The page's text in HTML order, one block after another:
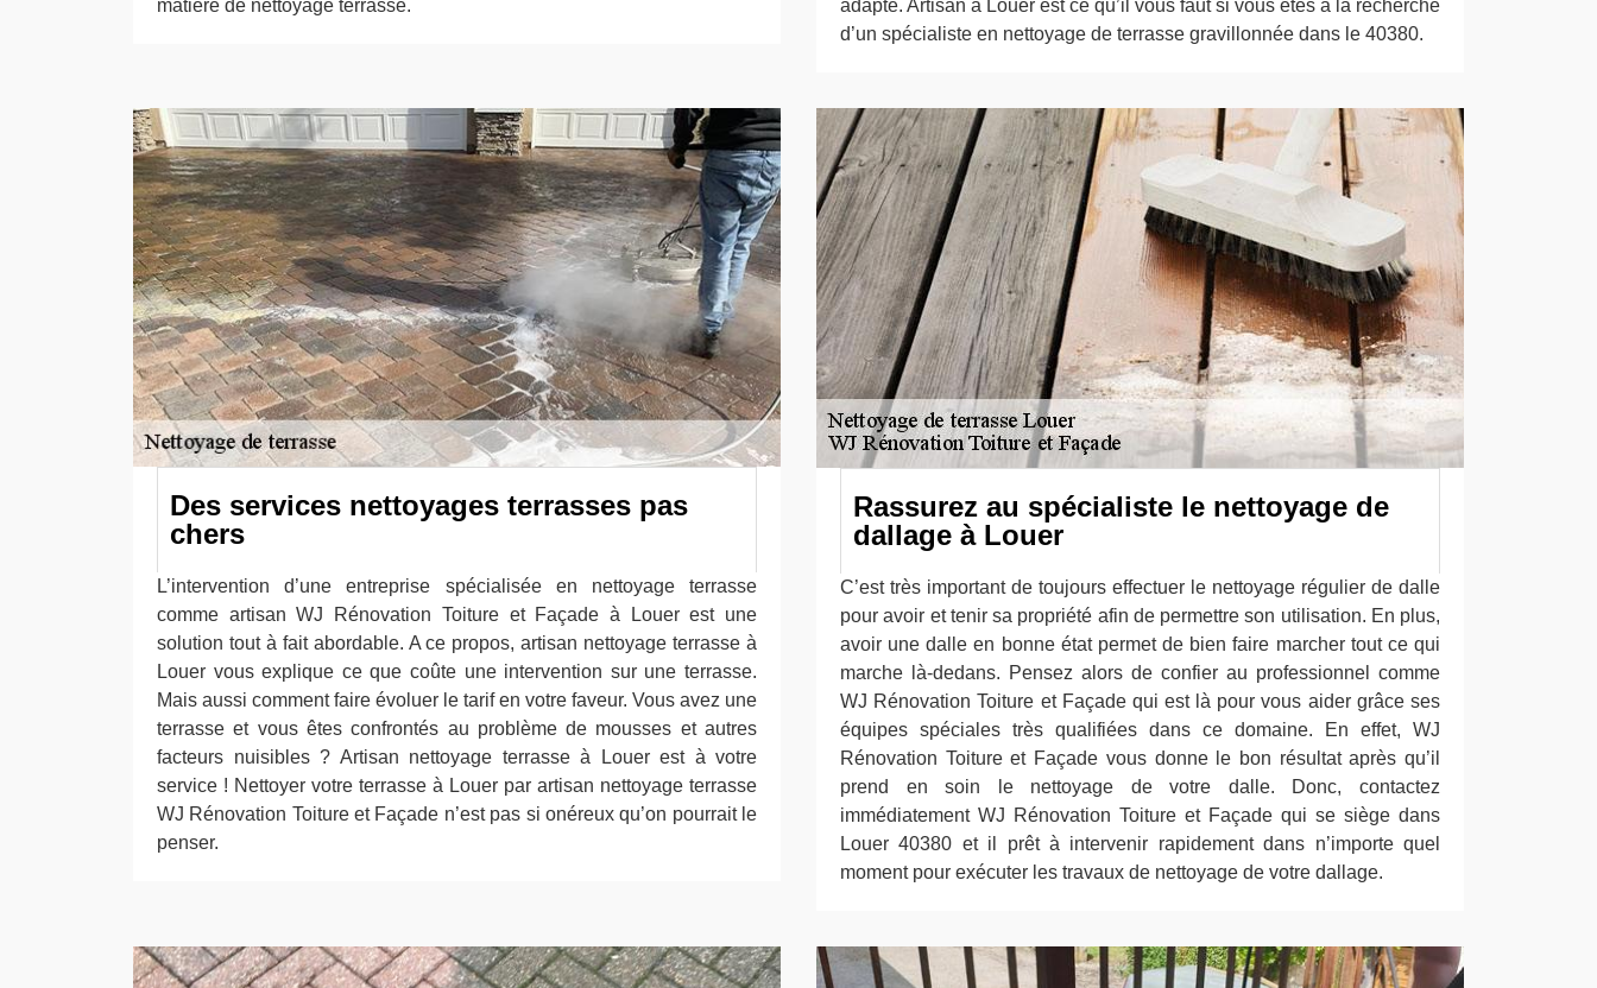
matière de nettoyage terrasse.
adapté. Artisan à Louer est ce qu’il vous faut si vous êtes à la recherche
d’un spécialiste en nettoyage de terrasse gravillonnée dans le 40380.
Des services nettoyages terrasses pas
chers
L’intervention d’une entreprise spécialisée en nettoyage terrasse
comme artisan WJ Rénovation Toiture et Façade à Louer est une
solution tout à fait abordable. A ce propos, artisan nettoyage terrasse à
Louer vous explique ce que coûte une intervention sur une terrasse.
Mais aussi comment faire évoluer le tarif en votre faveur. Vous avez une
terrasse et vous êtes confrontés au problème de mousses et autres
facteurs nuisibles ? Artisan nettoyage terrasse à Louer est à votre
service ! Nettoyer votre terrasse à Louer par artisan nettoyage terrasse
WJ Rénovation Toiture et Façade n’est pas si onéreux qu’on pourrait le
penser.
Rassurez au spécialiste le nettoyage de
dallage à Louer
C’est très important de toujours effectuer le nettoyage régulier de dalle
pour avoir et tenir sa propriété afin de permettre son utilisation. En plus,
avoir une dalle en bonne état permet de bien faire marcher tout ce qui
marche là-dedans. Pensez alors de confier au professionnel comme
WJ Rénovation Toiture et Façade qui est là pour vous aider grâce ses
équipes spéciales très qualifiées dans ce domaine. En effet, WJ
Rénovation Toiture et Façade vous donne le bon résultat après qu’il
prend en soin le nettoyage de votre dalle. Donc, contactez
immédiatement WJ Rénovation Toiture et Façade qui se siège dans
Louer 40380 et il prêt à intervenir rapidement dans n’importe quel
moment pour exécuter les travaux de nettoyage de votre dallage.